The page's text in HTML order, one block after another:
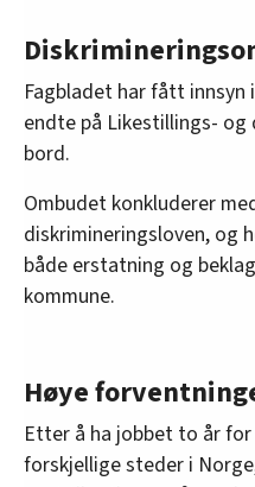
Fagbladet har fått
endte på Likestillings-
bord.
Ombudet konkluderer
diskrimineringsloven, og
både erstatning og
kommune.
Høye
Etter å ha jobbet to år
forskjellige steder i